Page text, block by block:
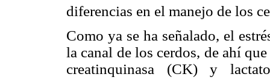
diferencias en el manejo de los
Como ya se ha señalado, el
la canal de los cerdos, de ahí
creatinquinasa (CK) y